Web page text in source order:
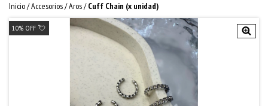
Inicio/Accesorios/Aros/ Cuff Chain (x unidad)
10% OFF 💘